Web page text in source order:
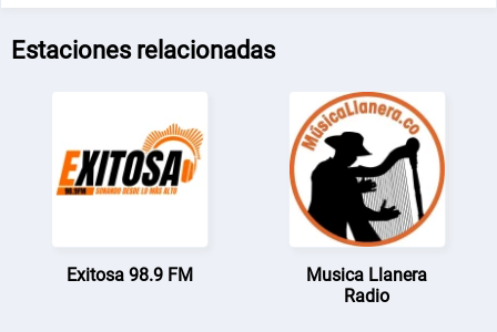
Estaciones relacionadas
Exitosa 98.9 FM
Musica Llanera
Radio